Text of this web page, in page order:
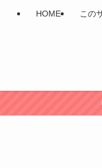
HOME この